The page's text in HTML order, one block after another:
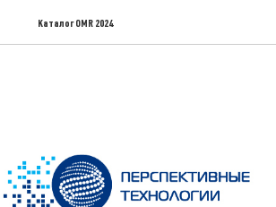
Каталог OMR 2024